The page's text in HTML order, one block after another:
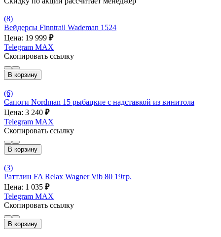
(8)
Вейдерсы Finntrail Wademan 1524
Цена: 19 999 ₽
Telegram MAX
Скопировать ссылку
В корзину
(6)
Сапоги Nordman 15 рыбацкие с надставкой из винитола
Цена: 3 240 ₽
Telegram MAX
Скопировать ссылку
В корзину
(3)
Раттлин FA Relax Wagner Vib 80 19гр.
Цена: 1 035 ₽
Telegram MAX
Скопировать ссылку
В корзину